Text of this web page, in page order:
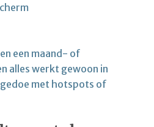
een maand- of
alles werkt gewoon in
met hotspots of